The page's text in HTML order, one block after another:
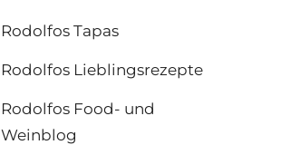
Rodolfos Tapas
Rodolfos Lieblingsrezepte
Rodolfos Food- und
Weinblog